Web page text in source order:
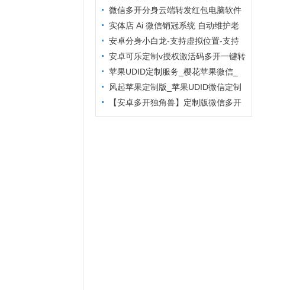
动群发软件_村长管家微信营销
微信多开分身云端转发红包电脑软件
拒绝封号办法：从操作到环境全流程避
坑
实体店 Ai 微信销冠系统 自动维护老
客户 24 小时在线客服解决方案
安卓分身小白龙-支持虚拟位置-支持
主题更换
安卓可乐定制v授权激活码多开一键转
发苹果UDID定制服务_樱花苹果微信_
定制多开专属版本
风起苹果定制版_苹果UDID微信定制
_微信分身定制服务
【安卓多开独角兽】定制版微信多开
防封6.2版本